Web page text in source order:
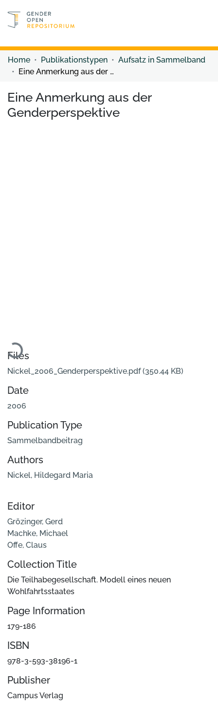
Discover content
Home Publikationstypen
Aufsatz in Sammelband
Eine Anmerkung aus der Genderperspektive
Eine Anmerkung aus der
Genderperspektive
Loading...
Files
Nickel_2006_Genderperspektive.pdf(350.44 KB)
Date
2006
Publication Type
Sammelbandbeitrag
Authors
Nickel, Hildegard Maria
Editor
Grözinger, Gerd
Machke, Michael
Offe, Claus
Collection Title
Die Teilhabegesellschaft. Modell eines neuen
Wohlfahrtsstaates
Page Information
179-186
ISBN
978-3-593-38196-1
Publisher
Campus Verlag